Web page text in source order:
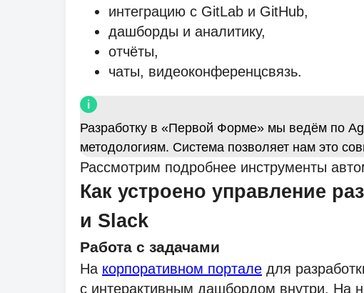
интеграцию с GitLab и GitHub,
дашборды и аналитику,
отчёты,
чаты, видеоконференцсвязь.
Разработку в «Первой Форме» мы ведём по
методологиям. Система позволяет нам это
Рассмотрим подробнее инструменты
Как устроено управление
и Slack
Работа с задачами
На корпоративном портале для
с интерактивным дашбордом внутри. На